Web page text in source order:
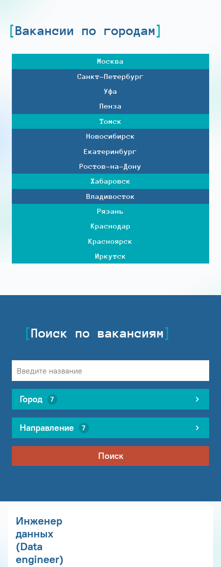
Вакансии по городам
Москва
Санкт-Петербург
Уфа
Пенза
Томск
Новосибирск
Екатеринбург
Ростов-на-Дону
Хабаровск
Владивосток
Рязань
Краснодар
Красноярск
Иркутск
Поиск по вакансиям
Город 7
Направление 7
Поиск
Инженер
данных
(Data
engineer)